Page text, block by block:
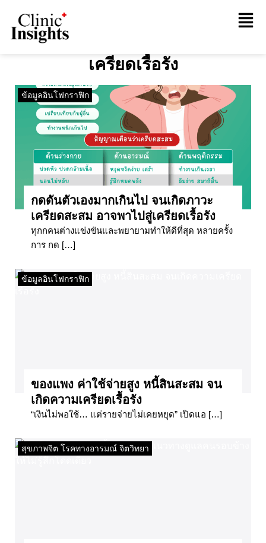
เครียดเรื้อรัง
ข้อมูลอินโฟกราฟิก
กดดันตัวเองมากเกินไป จนเกิดภาวะ
เครียดสะสม อาจพาไปสู่เครียดเรื้อรัง
ทุกกคนต่างแข่งขันและพยายามทำให้ดีที่สุด หลายครั้ง
การ กด […]
ข้อมูลอินโฟกราฟิก
ของแพง ค่าใช้จ่ายสูง หนี้สินสะสม จน
เกิดความเครียดเรื้อรัง
“เงินไม่พอใช้… แต่รายจ่ายไม่เคยหยุด” เปิดแอ […]
สุขภาพจิต โรคทางอารมณ์ จิตวิทยา